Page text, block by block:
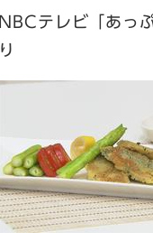
NBCテレビ「あっ
り